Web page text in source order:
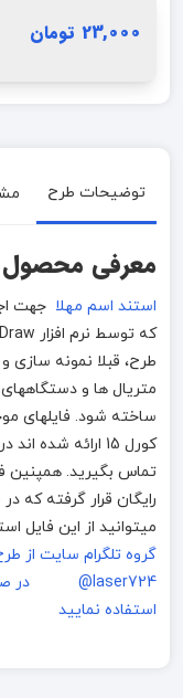
23,000 تومان
توضیحات طرح
معرفی محصول
استند اسم مهلا جهت
طرح، قبلا نمونه سازی
متریال ها و دستگاههای
کورل 15 ارائه
تماس بگیرید. همپنین
رایگان قرار گرفته
میتوانید از این فایل
گروه تلگرام سایت از
laser724@
در
استفاده نمایید